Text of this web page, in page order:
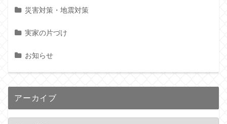
災害対策・地震対策
実家の片づけ
お知らせ
アーカイブ